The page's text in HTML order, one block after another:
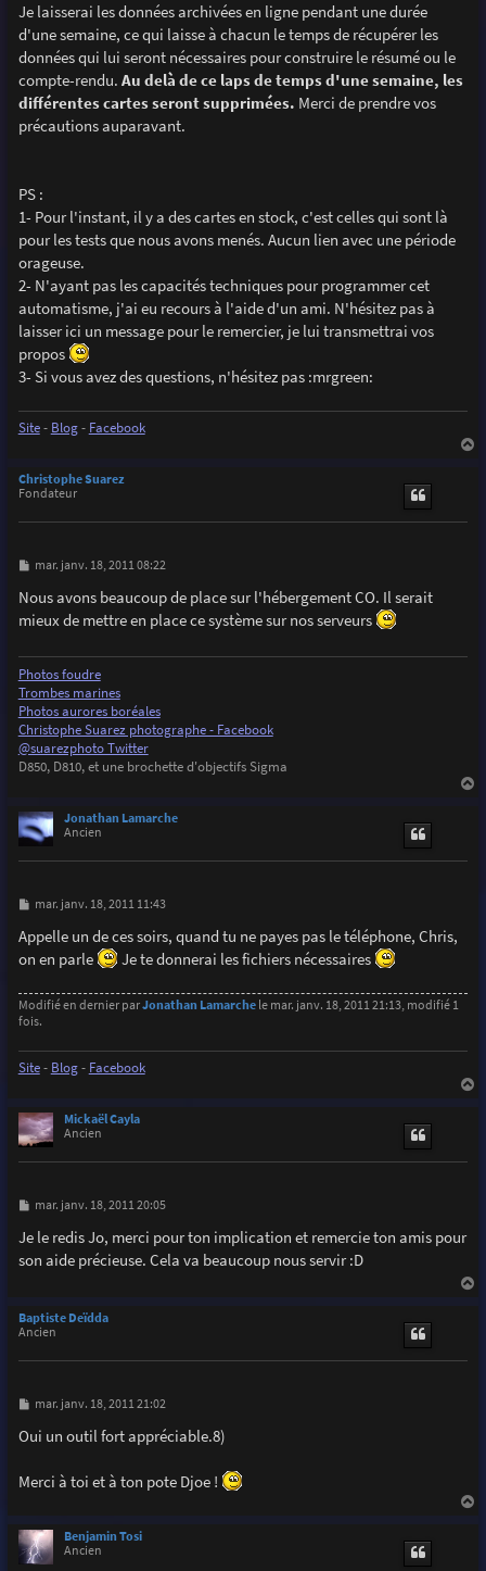
Je laisserai les données archivées en ligne pendant une durée
d'une semaine, ce qui laisse à chacun le temps de récupérer les
données qui lui seront nécessaires pour construire le résumé ou le
compte-rendu. Au delà de ce laps de temps d'une semaine, les
différentes cartes seront supprimées. Merci de prendre vos
précautions auparavant.
PS :
1- Pour l'instant, il y a des cartes en stock, c'est celles qui sont là
pour les tests que nous avons menés. Aucun lien avec une période
orageuse.
2- N'ayant pas les capacités techniques pour programmer cet
automatisme, j'ai eu recours à l'aide d'un ami. N'hésitez pas à
laisser ici un message pour le remercier, je lui transmettrai vos
propos
3- Si vous avez des questions, n'hésitez pas :mrgreen:
Site- Blog- Facebook
Christophe Suarez
Fondateur
M
s
s
a
mar. janv. 18, 2011 08:22
Nous avons beaucoup de place sur l'hébergement CO. Il serait
mieux de mettre en place ce système sur nos serveurs
Photos foudre
Trombes marines
Photos aurores boréales
Christophe Suarez photographe - Facebook
@suarezphoto Twitter
D850, D810, et une brochette d'objectifs Sigma
Jonathan Lamarche
Ancien
M
s
s
a
mar. janv. 18, 2011 11:43
Appelle un de ces soirs, quand tu ne payes pas le téléphone, Chris,
on en parle
Je te donnerai les fichiers nécessaires
Modifié en dernier parJonathan Lamarchele mar. janv. 18, 2011 21:13, modifié 1
fois.
Site- Blog- Facebook
Mickaël Cayla
Ancien
M
s
s
a
mar. janv. 18, 2011 20:05
Je le redis Jo, merci pour ton implication et remercie ton amis pour
son aide précieuse. Cela va beaucoup nous servir :D
Baptiste Deïdda
Ancien
M
s
s
e
mar. janv. 18, 2011 21:02
Oui un outil fort appréciable.8)
Merci à toi et à ton pote Djoe !
Benjamin Tosi
Ancien